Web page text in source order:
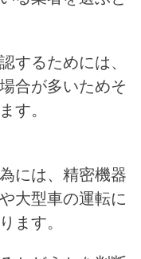
するためには、
合が多いためそ
す。
には、精密機器
大型車の運転に
ます。